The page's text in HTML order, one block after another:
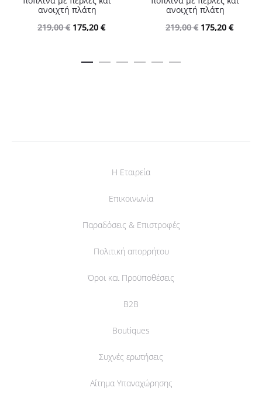
ανοιχτή πλάτη
219,00€ Original
was:
175,20 €Η
τιμή
ανοιχτή πλάτη
219,00€ Original
175,20 €Η
Η Εταιρεία
Επικοινωνία
Παραδόσεις & Επιστροφές
Πολιτική απορρήτου
Όροι και Προϋποθέσεις
B2B
Boutiques
Συχνές ερωτήσεις
Αίτημα Υπαναχώρησης